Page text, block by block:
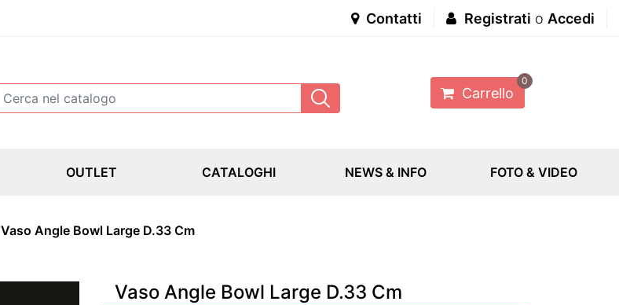
Contatti Registrati o Accedi
Carrello
0
OUTLET CATALOGHI NEWS & INFO FOTO & VIDEO
Vaso Angle Bowl Large D.33 Cm
Vaso Angle Bowl Large D.33 Cm